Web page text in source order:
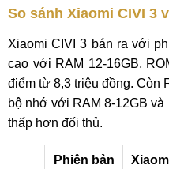
So sánh Xiaomi CIVI 3
Xiaomi CIVI 3 bán ra với
cao với RAM 12-16GB,
điểm từ 8,3 triệu đồng. Còn
bộ nhớ với RAM 8-12GB
thấp hơn đối thủ.
Phiên bản